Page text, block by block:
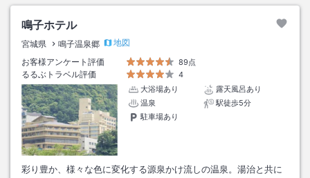
鳴子ホテル
宮城県 鳴子温泉郷
地図
お客様アンケート評価
89点
るるぶトラベル評価
4
大浴場あり
露天風呂あり
温泉
駅徒歩5分
駐車場あり
彩り豊か、様々な色に変化する源泉かけ流しの温泉。湯治と共に